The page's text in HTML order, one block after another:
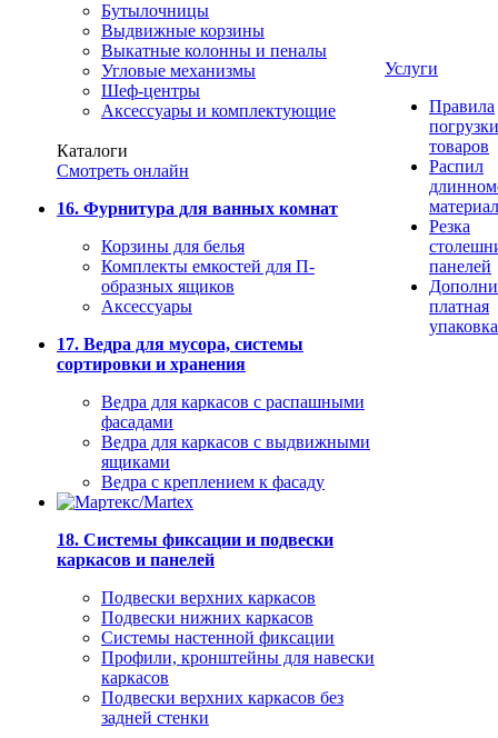
Бутылочницы
Выдвижные корзины
Выкатные колонны и пеналы
Угловые механизмы
Шеф-центры
Аксессуары и комплектующие
Каталоги
Смотреть онлайн
16. Фурнитура для ванных комнат
Корзины для белья
Комплекты емкостей для П-
образных ящиков
Аксессуары
17. Ведра для мусора, системы
сортировки и хранения
Ведра для каркасов с распашными
фасадами
Ведра для каркасов с выдвижными
ящиками
Ведра с креплением к фасаду
18. Системы фиксации и подвески
каркасов и панелей
Подвески верхних каркасов
Подвески нижних каркасов
Системы настенной фиксации
Профили, кронштейны для навески
каркасов
Подвески верхних каркасов без
задней стенки
Услуги
Правила
погрузки
товаров
Распил
Резка
панелей
платная
упаковка